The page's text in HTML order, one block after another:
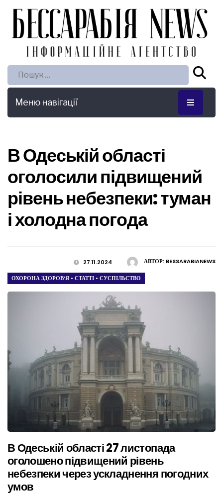
Пошук:
Меню навігації
В Одеській області
оголосили підвищений
рівень небезпеки: туман
і холодна погода
АВТОР: BESSARABIANEWS
27.11.2024
ОХОРОНА ЗДОРОВ’Я • СТАТТІ • СУСПІЛЬСТВО
В Одеській області 27 листопада
оголошено підвищений рівень
небезпеки через ускладнення погодних
умов